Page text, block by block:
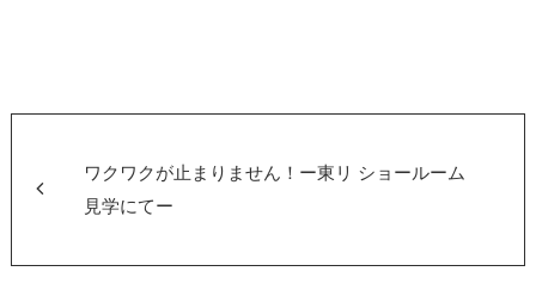
ワクワクが止まりません！ー東リ ショールーム
見学にてー